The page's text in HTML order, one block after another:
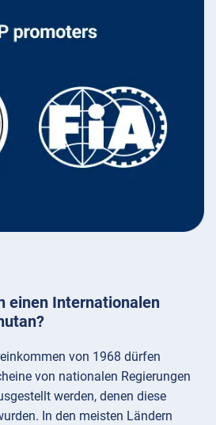
einen Internationalen
von 1968 dürfen
von nationalen Regierungen
werden, denen diese
In den meisten Ländern